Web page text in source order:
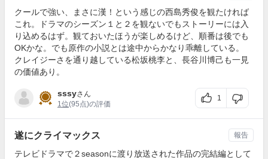
クールで強い、まさに漢！という感じの西島秀俊を観たければ
これ。ドラマのシーズン１と２を観ないでもストーリーには入
り込めるはず。観ておいたほうが楽しめるけど、順番は後でも
OKかな。でも原作の小説とは途中からかなり乖離している。
クレイジーさを通り越している松坂桃李と、長谷川博己も一見
の価値あり。
sssyさん
1位(95点)の評価
1
遂にクライマックス
テレビドラマで２seasonに渡り放送された作品の完結編として
報告